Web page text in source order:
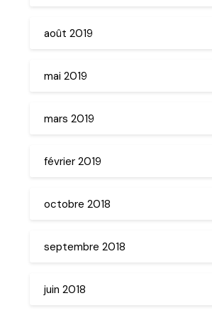
août 2019
mai 2019
mars 2019
février 2019
octobre 2018
septembre 2018
juin 2018